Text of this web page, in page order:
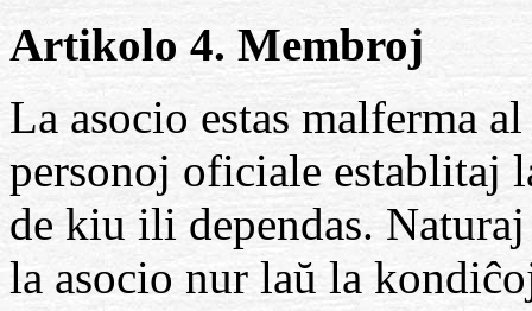
Artikolo 4. Membroj
La asocio estas malferma
personoj oficiale establitaj
de kiu ili dependas.
la asocio nur laŭ la